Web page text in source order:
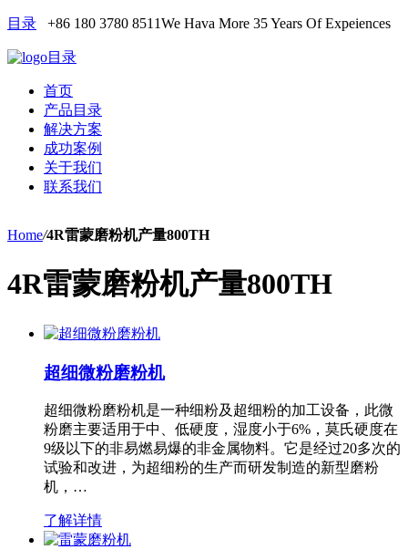
目录 +86 180 3780 8511We Hava More 35 Years Of Expeiences
目录
首页
产品目录
解决方案
成功案例
关于我们
联系我们
Home/4R雷蒙磨粉机产量800TH
4R雷蒙磨粉机产量800TH
超细微粉磨粉机
超细微粉磨粉机是一种细粉及超细粉的加工设备，此微
粉磨主要适用于中、低硬度，湿度小于6%，莫氏硬度在
9级以下的非易燃易爆的非金属物料。它是经过20多次的
试验和改进，为超细粉的生产而研发制造的新型磨粉
机，…
了解详情